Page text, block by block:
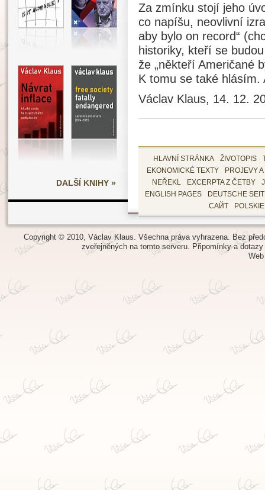
DALŠÍ KNIHY »
Za zmínku stojí jeho
co napíšu, neovlivní
aby bylo on record“
historiky, kteří se
že „někteří Američané
K tomu se také
Václav Klaus, 14. 12.
HLAVNÍ STRÁNKA ŽIVOTOPIS
EKONOMICKÉ TEXTY
PROJEVY
NEŘEKL
EXCERPTA Z ČETBY
ENGLISH PAGES
DEUTSCHE
САЙТ
Copyright © 2010, Václav Klaus. Všechna práva vyhrazena. Bez
zveřejněných na tomto serveru. Připomínky a